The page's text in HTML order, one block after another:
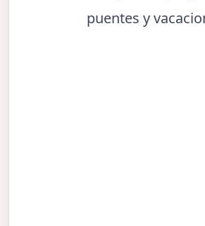
puentes y